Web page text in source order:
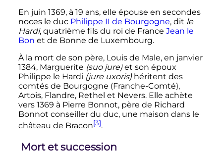
En juin 1369, à 19 ans, elle épouse en secondes
noces le duc Philippe II de Bourgogne, dit le
Hardi, quatrième fils du roi de France Jean le
Bon et de Bonne de Luxembourg.
À la mort de son père, Louis de Male, en janvier
1384, Marguerite (suo jure)et son époux
Philippe le Hardi (jure uxoris)héritent des
comtés de Bourgogne (Franche-Comté),
Artois, Flandre, Rethel et Nevers. Elle achète
vers 1369 à Pierre Bonnot, père de Richard
Bonnot conseiller du duc, une maison dans le
château de Bracon[3].
Mort et succession